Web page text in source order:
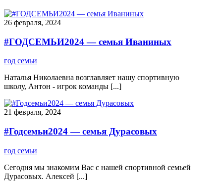
26 февраля, 2024
#ГОДСЕМЬИ2024 — семья Иваниных
год семьи
Наталья Николаевна возглавляет нашу спортивную
школу, Антон - игрок команды [...]
21 февраля, 2024
#Годсемьи2024 — семья Дурасовых
год семьи
Сегодня мы знакомим Вас с нашей спортивной семьей
Дурасовых. Алексей [...]